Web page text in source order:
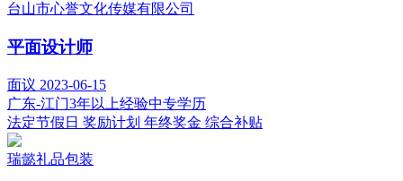
台山市心誉文化传媒有限公司
平面设计师
面议 2023-06-15
广东-江门3年以上经验中专学历
法定节假日 奖励计划 年终奖金 综合补贴
瑞懿礼品包装